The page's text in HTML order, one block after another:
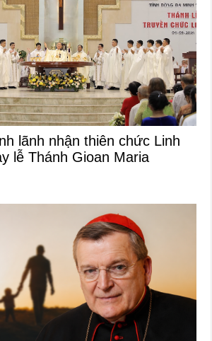
lãnh nhận thiên chức Linh
lễ Thánh Gioan Maria